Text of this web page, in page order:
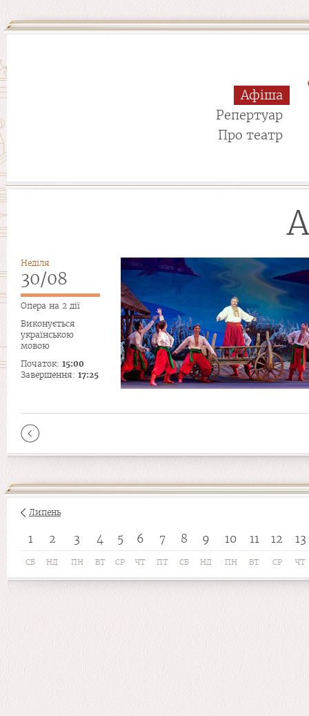
Афіша
Репертуар
Про театр
Неділя
30/08
Опера на 2 дії
Виконується
українською
мовою
Початок: 15:00
Завершення: 17:25
Сторінки
Липень
1 2 3 4 5 6 7 8 9 10 11 12 13
СБ НД ПН ВТ СР ЧТ ПТ СБ НД ПН ВТ СР ЧТ